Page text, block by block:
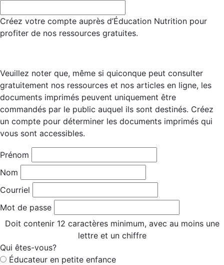
Créez votre compte auprès d’Éducation Nutrition pour
profiter de nos ressources gratuites.
Veuillez noter que, même si quiconque peut consulter
gratuitement nos ressources et nos articles en ligne, les
documents imprimés peuvent uniquement être
commandés par le public auquel ils sont destinés. Créez
un compte pour déterminer les documents imprimés qui
vous sont accessibles.
Prénom
Nom
Courriel
Mot de passe
Doit contenir 12 caractères minimum, avec au moins une
lettre et un chiffre
Qui êtes-vous?
Éducateur en petite enfance